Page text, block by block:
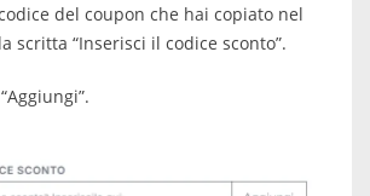
del coupon che hai copiato nel
scritta “Inserisci il codice sconto”.